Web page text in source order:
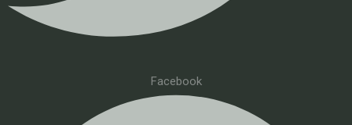
Facebook